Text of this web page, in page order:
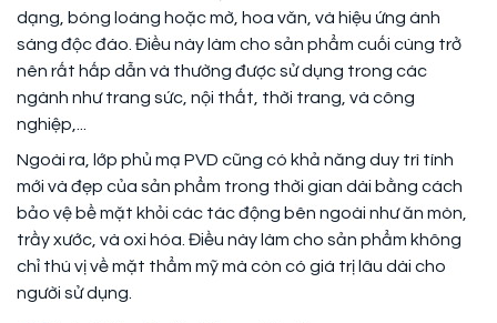
dạng, bóng loáng hoặc mờ, hoa văn, và hiệu ứng ánh
sáng độc đáo. Điều này làm cho sản phẩm cuối cùng trở
nên rất hấp dẫn và thường được sử dụng trong các
ngành như trang sức, nội thất, thời trang, và công
nghiệp,...
Ngoài ra, lớp phủ mạ PVD cũng có khả năng duy trì tính
mới và đẹp của sản phẩm trong thời gian dài bằng cách
bảo vệ bề mặt khỏi các tác động bên ngoài như ăn mòn,
trầy xước, và oxi hóa. Điều này làm cho sản phẩm không
chỉ thú vị về mặt thẩm mỹ mà còn có giá trị lâu dài cho
người sử dụng.